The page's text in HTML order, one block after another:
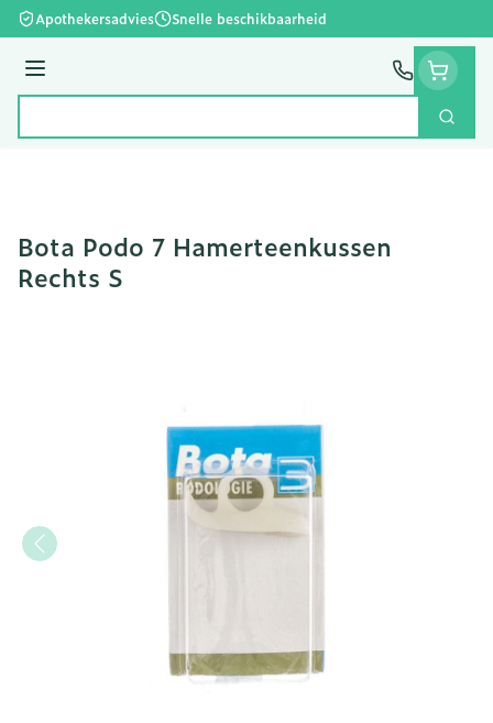
Ga naar de inhoud
Apothekersadvies Snelle beschikbaarheid
Menu
Zoek
Bota Podo 7 Hamerteenkussen
Rechts S